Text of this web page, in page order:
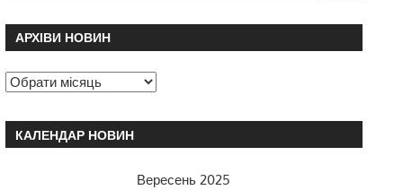
АРХІВИ НОВИН
КАЛЕНДАР НОВИН
Вересень 2025